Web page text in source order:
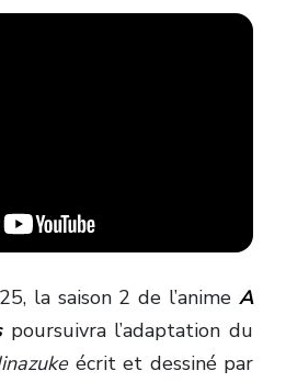
la saison 2 de l’anime A
poursuivra l’adaptation du
écrit et dessiné par